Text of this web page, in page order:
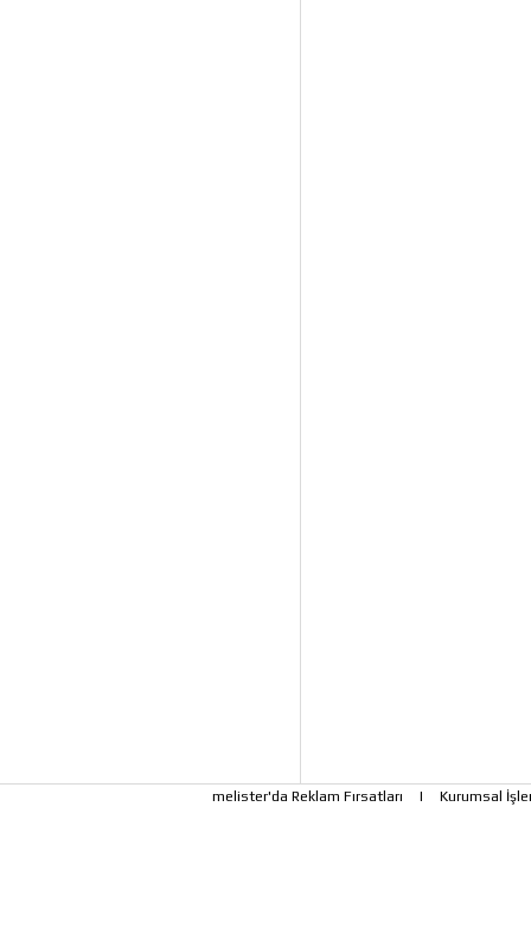
melister'da Reklam Fırsatları | Kurumsal